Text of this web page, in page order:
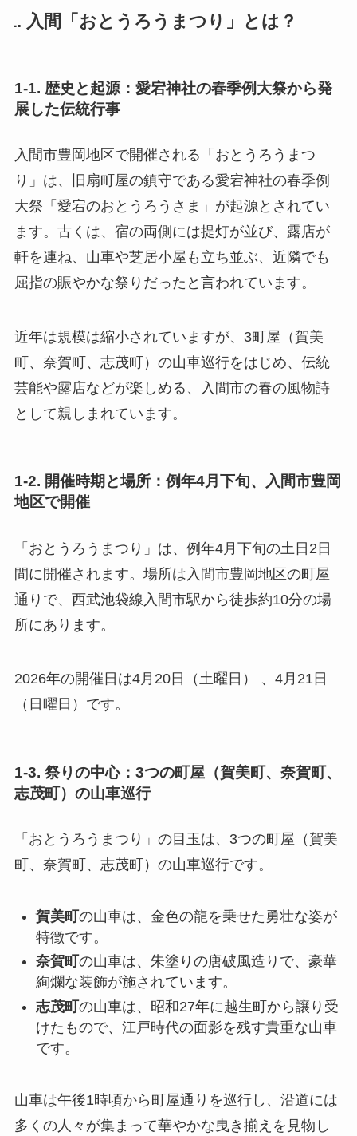
1. 入間「おとうろうまつり」とは？
1-1. 歴史と起源：愛宕神社の春季例大祭から発
展した伝統行事
入間市豊岡地区で開催される「おとうろうまつ
り」は、旧扇町屋の鎮守である愛宕神社の春季例
大祭「愛宕のおとうろうさま」が起源とされてい
ます。古くは、宿の両側には提灯が並び、露店が
軒を連ね、山車や芝居小屋も立ち並ぶ、近隣でも
屈指の賑やかな祭りだったと言われています。
近年は規模は縮小されていますが、3町屋（賀美
町、奈賀町、志茂町）の山車巡行をはじめ、伝統
芸能や露店などが楽しめる、入間市の春の風物詩
として親しまれています。
1-2. 開催時期と場所：例年4月下旬、入間市豊岡
地区で開催
「おとうろうまつり」は、例年4月下旬の土日2日
間に開催されます。場所は入間市豊岡地区の町屋
通りで、西武池袋線入間市駅から徒歩約10分の場
所にあります。
2026年の開催日は4月20日（土曜日） 、4月21日
（日曜日）です。
1-3. 祭りの中心：3つの町屋（賀美町、奈賀町、
志茂町）の山車巡行
「おとうろうまつり」の目玉は、3つの町屋（賀美
町、奈賀町、志茂町）の山車巡行です。
賀美町の山車は、金色の龍を乗せた勇壮な姿が
特徴です。
奈賀町 の山車は、朱塗りの唐破風造りで、豪華
絢爛な装飾が施されています。
志茂町の山車は、昭和27年に越生町から譲り受
けたもので、江戸時代の面影を残す貴重な山車
です。
山車は午後1時頃から町屋通りを巡行し、沿道には
多くの人々が集まって華やかな曳き揃えを見物し